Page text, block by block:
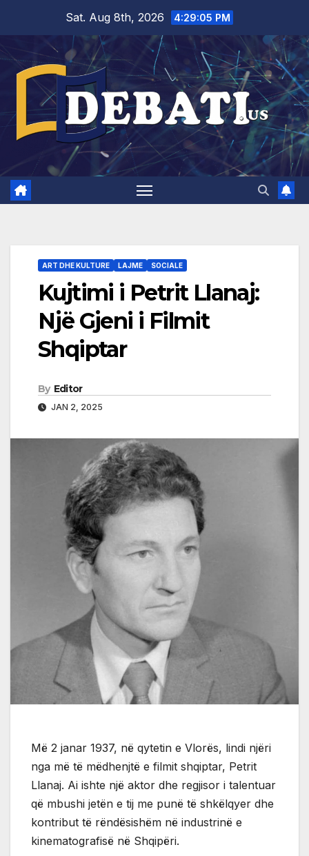
content
Sat. Aug 8th, 2026 4:29:06 PM
ART DHE KULTURE LAJME SOCIALE
Kujtimi i Petrit Llanaj:
Një Gjeni i Filmit
Shqiptar
By Editor
JAN 2, 2025
Më 2 janar 1937, në qytetin e Vlorës, lindi njëri
nga më të mëdhenjtë e filmit shqiptar, Petrit
Llanaj. Ai ishte një aktor dhe regjisor i talentuar
që mbushi jetën e tij me punë të shkëlqyer dhe
kontribut të rëndësishëm në industrinë e
kinematografisë në Shqipëri.